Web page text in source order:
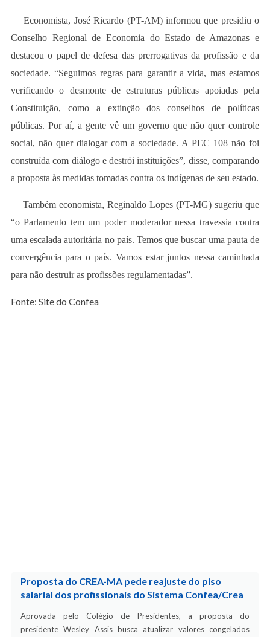
Economista, José Ricardo (PT-AM) informou que presidiu o
Conselho Regional de Economia do Estado de Amazonas e
destacou o papel de defesa das prerrogativas da profissão e da
sociedade. “Seguimos regras para garantir a vida, mas estamos
verificando o desmonte de estruturas públicas apoiadas pela
Constituição, como a extinção dos conselhos de políticas
públicas. Por aí, a gente vê um governo que não quer controle
social, não quer dialogar com a sociedade. A PEC 108 não foi
construída com diálogo e destrói instituições”, disse, comparando
a proposta às medidas tomadas contra os indígenas de seu estado.
Também economista, Reginaldo Lopes (PT-MG) sugeriu que
“o Parlamento tem um poder moderador nessa travessia contra
uma escalada autoritária no país. Temos que buscar uma pauta de
convergência para o país. Vamos estar juntos nessa caminhada
para não destruir as profissões regulamentadas”.
Fonte: Site do Confea
Proposta do CREA-MA pede reajuste do piso
salarial dos profissionais do Sistema Confea/Crea
Aprovada pelo Colégio de Presidentes, a proposta do
presidente Wesley Assis busca atualizar valores congelados